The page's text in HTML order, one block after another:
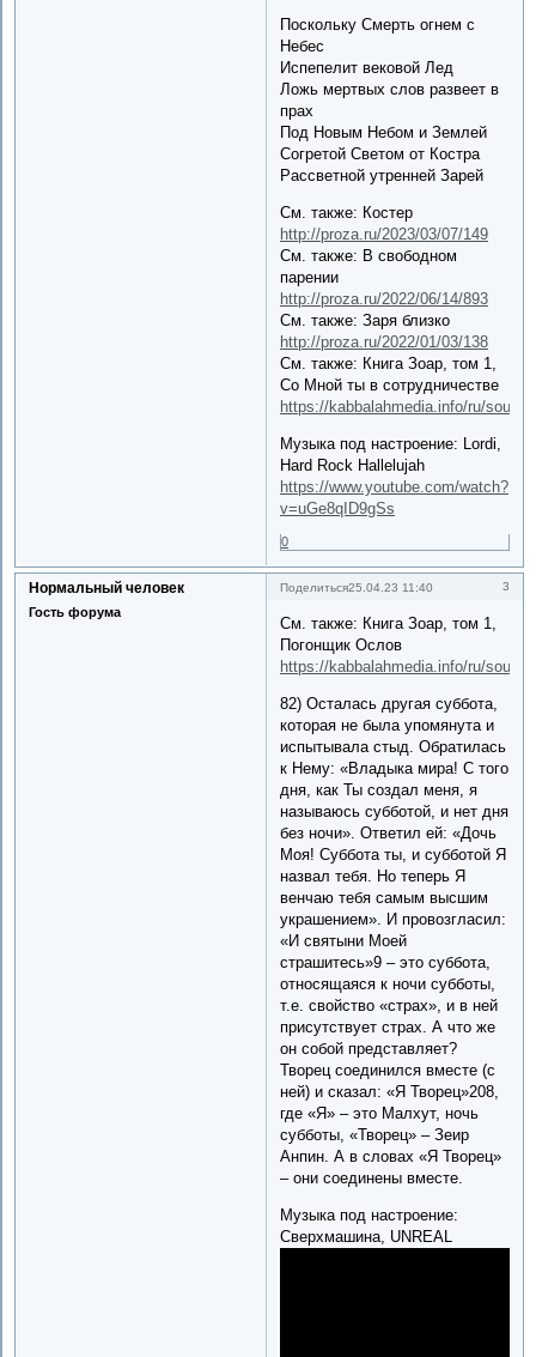
Поскольку Смерть огнем с
Небес
Испепелит вековой Лед
Ложь мертвых слов развеет в
прах
Под Новым Небом и Землей
Согретой Светом от Костра
Рассветной утренней Зарей
См. также: Костер
http://proza.ru/2023/03/07/149
См. также: В свободном
парении
http://proza.ru/2022/06/14/893
См. также: Заря близко
http://proza.ru/2022/01/03/138
См. также: Книга Зоар, том 1,
Со Мной ты в сотрудничестве
https://kabbalahmedia.info/ru/
Музыка под настроение: Lordi,
Hard Rock Hallelujah
https://www.youtube.com/watch?
v=uGe8qID9gSs
0
Поделиться 3
25.04.23 11:40
Нормальный человек
Гость форума
См. также: Книга Зоар, том 1,
Погонщик Ослов
https://kabbalahmedia.info/ru/
82) Осталась другая суббота,
которая не была упомянута и
испытывала стыд. Обратилась
к Нему: «Владыка мира! С того
дня, как Ты создал меня, я
называюсь субботой, и нет дня
без ночи». Ответил ей: «Дочь
Моя! Суббота ты, и субботой Я
назвал тебя. Но теперь Я
венчаю тебя самым высшим
украшением». И провозгласил:
«И святыни Моей
страшитесь»9 – это суббота,
относящаяся к ночи субботы,
т.е. свойство «страх», и в ней
присутствует страх. А что же
он собой представляет?
Творец соединился вместе (с
ней) и сказал: «Я Творец»208,
где «Я» – это Малхут, ночь
субботы, «Творец» – Зеир
Анпин. А в словах «Я Творец»
– они соединены вместе.
Музыка под настроение:
Сверхмашина, UNREAL